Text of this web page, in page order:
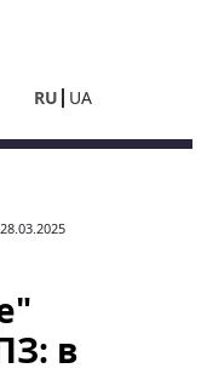
RU UA
в